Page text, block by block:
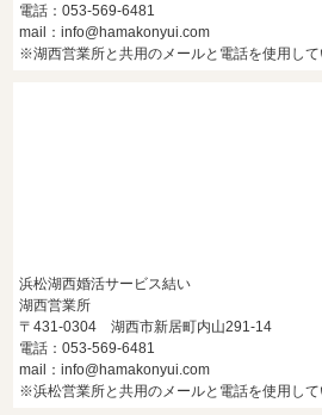
電話：053-569-6481
mail：info@hamakonyui.com
※湖西営業所と共用のメールと電話を使用し
浜松湖西婚活サービス結い
湖西営業所
〒431-0304 湖西市新居町内山291-14
電話：053-569-6481
mail：info@hamakonyui.com
※浜松営業所と共用のメールと電話を使用し